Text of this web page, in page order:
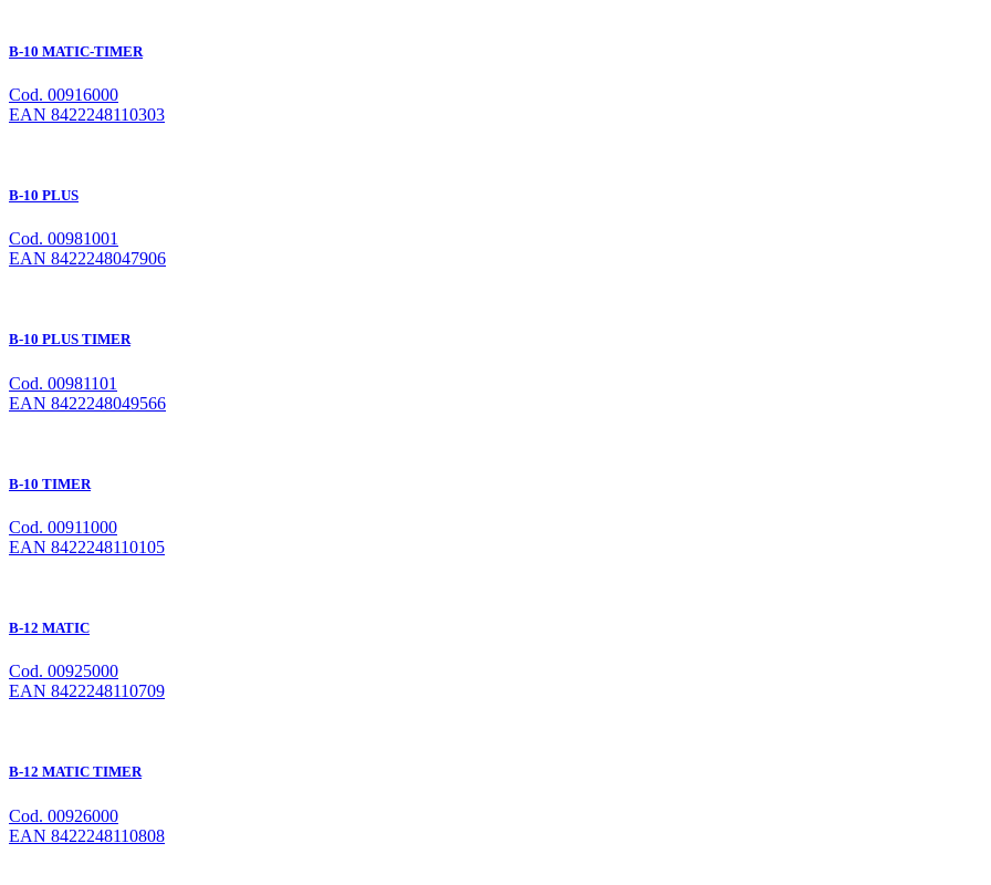
B-10 MATIC-TIMER
Cod. 00916000
EAN 8422248110303
B-10 PLUS
Cod. 00981001
EAN 8422248047906
B-10 PLUS TIMER
Cod. 00981101
EAN 8422248049566
B-10 TIMER
Cod. 00911000
EAN 8422248110105
B-12 MATIC
Cod. 00925000
EAN 8422248110709
B-12 MATIC TIMER
Cod. 00926000
EAN 8422248110808